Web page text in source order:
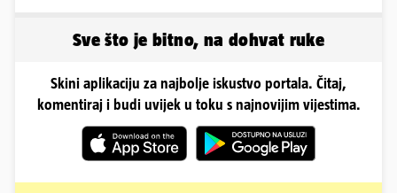
Sve što je bitno, na dohvat ruke
Skini aplikaciju za najbolje iskustvo portala. Čitaj,
komentiraj i budi uvijek u toku s najnovijim vijestima.